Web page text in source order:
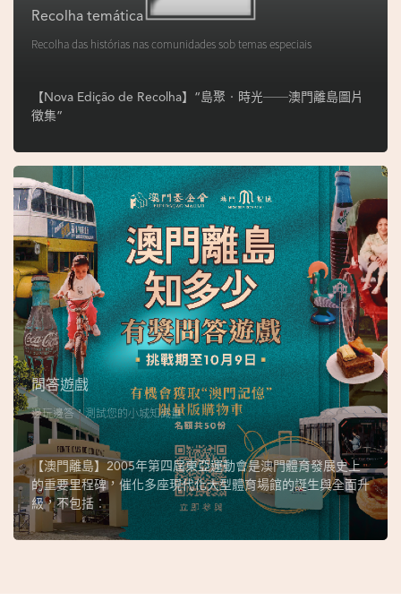
o
吳
榮
恪
Recolha temática
Recolha das histórias nas comunidades sob temas especiais
【Nova Edição de Recolha】“島聚‧時光──澳門離島圖片
徵集”
問答遊戲
邊玩邊答，測試您的小城知識量
【澳門離島】2005年第四屆東亞運動會是澳門體育發展史上
的重要里程碑，催化多座現代化大型體育場館的誕生與全面升
級，不包括︰